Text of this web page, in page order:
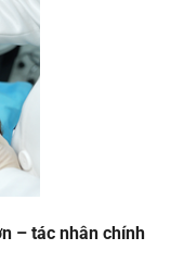
– tác nhân chính